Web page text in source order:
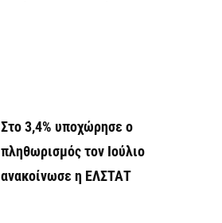
Στο 3,4% υποχώρησε ο
πληθωρισμός τον Ιούλιο
ανακοίνωσε η ΕΛΣΤΑΤ